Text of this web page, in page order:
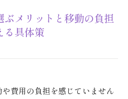
メリットと移動の負担
る具体策
費用の負担を感じていません